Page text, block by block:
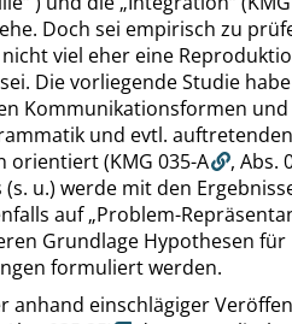
Doch sei empirisch zu
viel eher eine
Die vorliegende Studie
Kommunikationsformen
und evtl.
orientiert(KMG 035-A , Abs.
u.) werde mit den
auf„Problem-
Grundlage Hypothesen für
formuliert werden.
anhand einschlägiger